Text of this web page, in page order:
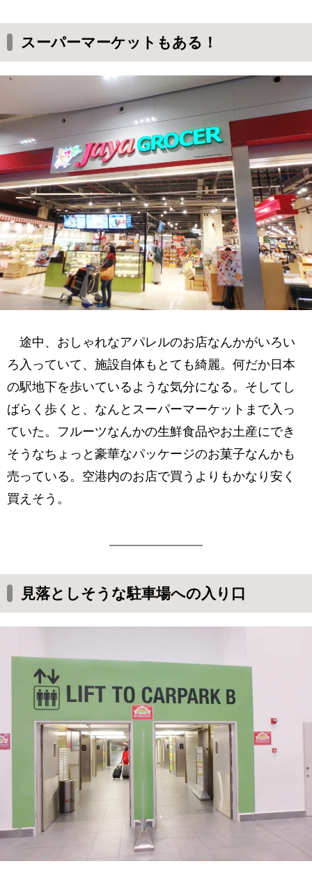
スーパーマーケットもある！
途中、おしゃれなアパレルのお店なんかがいろい
ろ入っていて、施設自体もとても綺麗。何だか日本
の駅地下を歩いているような気分になる。そしてし
ばらく歩くと、なんとスーパーマーケットまで入っ
ていた。フルーツなんかの生鮮食品やお土産にでき
そうなちょっと豪華なパッケージのお菓子なんかも
売っている。空港内のお店で買うよりもかなり安く
買えそう。
見落としそうな駐車場への入り口